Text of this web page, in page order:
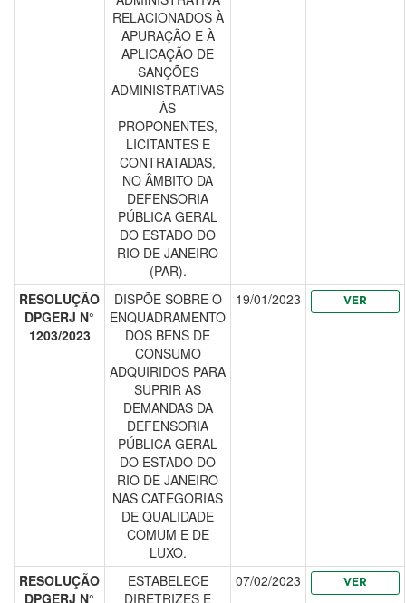
RELACIONADOS À
APURAÇÃO E À
APLICAÇÃO DE
SANÇÕES
ADMINISTRATIVAS
ÀS
PROPONENTES,
LICITANTES E
CONTRATADAS,
NO ÂMBITO DA
DEFENSORIA
PÚBLICA GERAL
DO ESTADO DO
RIO DE JANEIRO
(PAR).
RESOLUÇÃO
DPGERJ N°
1203/2023
DISPÕE SOBRE O
ENQUADRAMENTO
DOS BENS DE
CONSUMO
ADQUIRIDOS PARA
SUPRIR AS
DEMANDAS DA
DEFENSORIA
PÚBLICA GERAL
DO ESTADO DO
RIO DE JANEIRO
NAS CATEGORIAS
DE QUALIDADE
COMUM E DE
LUXO.
19/01/2023 VER
RESOLUÇÃO
DPGERJ N°
ESTABELECE
DIRETRIZES E
07/02/2023 VER